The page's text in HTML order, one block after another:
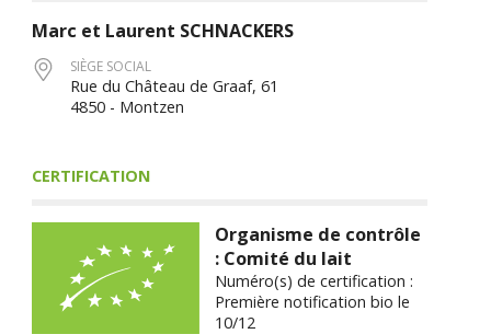
Marc et Laurent SCHNACKERS
SIÈGE SOCIAL
Rue du Château de Graaf, 61
4850 - Montzen
CERTIFICATION
Organisme de contrôle
: Comité du lait
Numéro(s) de certification :
Première notification bio le
10/12